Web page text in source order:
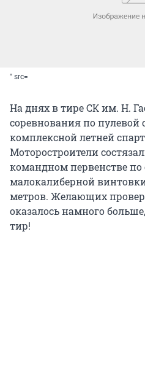
" src=
На днях в тире СК им. Н.
соревнования по пулевой
комплексной летней
Моторостроители
командном первенстве по
малокалиберной
метров. Желающих
оказалось намного
тир!